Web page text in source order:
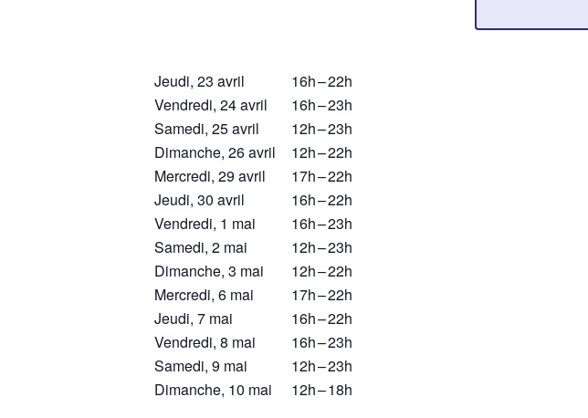
Jeudi, 23 avril 16h–22h
Vendredi, 24 avril
16h–23h
Samedi, 25 avril
12h–23h
Dimanche, 26 avril
12h–22h
Mercredi, 29 avril
17h–22h
Jeudi, 30 avril
16h–22h
Vendredi, 1 mai
16h–23h
Samedi, 2 mai
12h–23h
Dimanche, 3 mai
12h–22h
Mercredi, 6 mai
17h–22h
Jeudi, 7 mai
16h–22h
Vendredi, 8 mai
16h–23h
Samedi, 9 mai
12h–23h
Dimanche, 10 mai
12h–18h